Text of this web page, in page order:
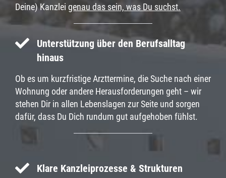
Deine) Kanzlei genau das sein, was Du suchst.
Unterstützung über den Berufsalltag
hinaus
Ob es um kurzfristige Arzttermine, die Suche nach einer
Wohnung oder andere Herausforderungen geht – wir
stehen Dir in allen Lebenslagen zur Seite und sorgen
dafür, dass Du Dich rundum gut aufgehoben fühlst.
Klare Kanzleiprozesse & Strukturen